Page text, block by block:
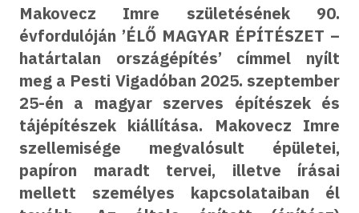
Makovecz Imre születésének 90.
évfordulóján ’ÉLŐ MAGYAR ÉPÍTÉSZET –
határtalan országépítés’ címmel nyílt
meg a Pesti Vigadóban 2025. szeptember
25-én a magyar szerves építészek és
tájépítészek kiállítása. Makovecz Imre
szellemisége megvalósult épületei,
papíron maradt tervei, illetve írásai
mellett személyes kapcsolataiban él